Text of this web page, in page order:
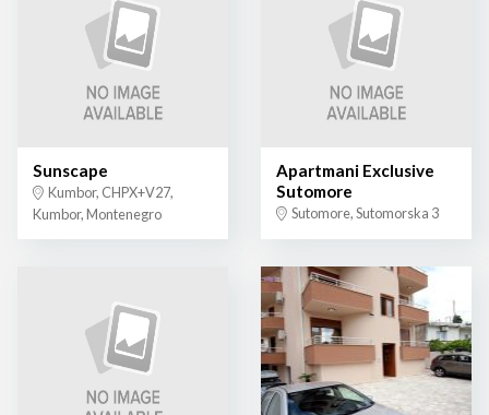
Sunscape
Kumbor, CHPX+V27,
Kumbor, Montenegro
Apartmani Exclusive
Sutomore
Sutomore, Sutomorska 3